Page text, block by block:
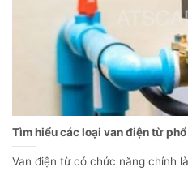
Tìm hiểu các loại van điện từ
Van điện từ có chức năng chính